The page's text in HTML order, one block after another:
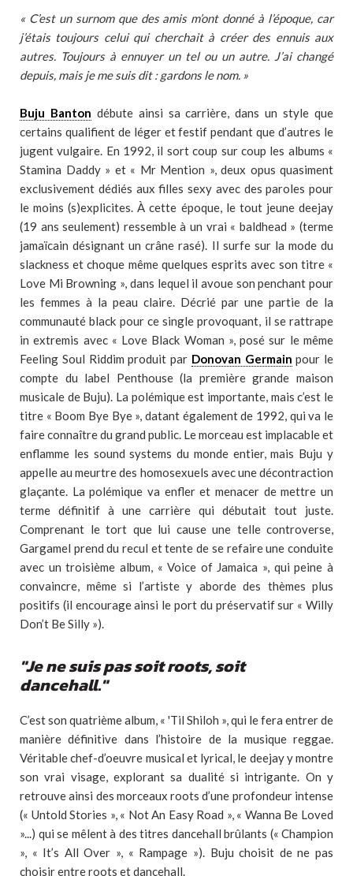
« C’est un surnom que des amis m’ont donné à l’époque, car
j’étais toujours celui qui cherchait à créer des ennuis aux
autres. Toujours à ennuyer un tel ou un autre. J’ai changé
depuis, mais je me suis dit : gardons le nom. »
Buju Banton débute ainsi sa carrière, dans un style que
certains qualifient de léger et festif pendant que d’autres le
jugent vulgaire. En 1992, il sort coup sur coup les albums «
Stamina Daddy » et « Mr Mention », deux opus quasiment
exclusivement dédiés aux filles sexy avec des paroles pour
le moins (s)explicites. À cette époque, le tout jeune deejay
(19 ans seulement) ressemble à un vrai « baldhead » (terme
jamaïcain désignant un crâne rasé). Il surfe sur la mode du
slackness et choque même quelques esprits avec son titre «
Love Mi Browning », dans lequel il avoue son penchant pour
les femmes à la peau claire. Décrié par une partie de la
communauté black pour ce single provoquant, il se rattrape
in extremis avec « Love Black Woman », posé sur le même
Feeling Soul Riddim produit par Donovan Germain pour le
compte du label Penthouse (la première grande maison
musicale de Buju). La polémique est importante, mais c’est le
titre « Boom Bye Bye », datant également de 1992, qui va le
faire connaître du grand public. Le morceau est implacable et
enflamme les sound systems du monde entier, mais Buju y
appelle au meurtre des homosexuels avec une décontraction
glaçante. La polémique va enfler et menacer de mettre un
terme définitif à une carrière qui débutait tout juste.
Comprenant le tort que lui cause une telle controverse,
Gargamel prend du recul et tente de se refaire une conduite
avec un troisième album, « Voice of Jamaica », qui peine à
convaincre, même si l’artiste y aborde des thèmes plus
positifs (il encourage ainsi le port du préservatif sur « Willy
Don’t Be Silly »).
"Je ne suis pas soit roots, soit
dancehall."
C’est son quatrième album, « 'Til Shiloh », qui le fera entrer de
manière définitive dans l’histoire de la musique reggae.
Véritable chef-d’oeuvre musical et lyrical, le deejay y montre
son vrai visage, explorant sa dualité si intrigante. On y
retrouve ainsi des morceaux roots d’une profondeur intense
(« Untold Stories », « Not An Easy Road », « Wanna Be Loved
»...) qui se mêlent à des titres dancehall brûlants (« Champion
», « It’s All Over », « Rampage »). Buju choisit de ne pas
choisir entre roots et dancehall.